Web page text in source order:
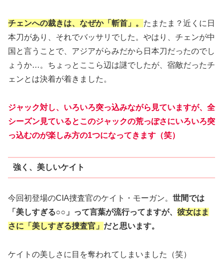
チェンへの裁きは、なぜか「斬首」。 たまたま？近くに日
本刀があり、それでバッサリでした。やはり、チェンが中
国と言うことで、アジアがらみだから日本刀だったのでし
ょうか…。ちょっとここら辺は謎でしたが、宿敵だったチ
ェンとは決着が着きました。
ジャック対し、いろいろ突っ込みながら見ていますが、全
シーズン見ているとこのジャックの荒っぽさにいろいろ突
っ込むのが楽しみ方の1つになってきます（笑）
強く、美しいケイト
今回初登場のCIA捜査官のケイト・モーガン。 世間では
「美しすぎる○○」って言葉が流行ってますが、 彼女はま
さに「美しすぎる捜査官」 だと思います。
ケイトの美しさに目を奪われてしまいました（笑）